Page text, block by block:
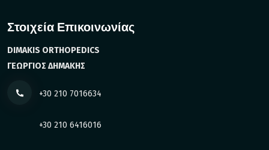
Στοιχεία Επικοινωνίας
DIMAKIS ORTHOPEDICS
ΓΕΩΡΓΙΟΣ ΔΗΜΑΚΗΣ
+30 210 7016634
+30 210 6416016